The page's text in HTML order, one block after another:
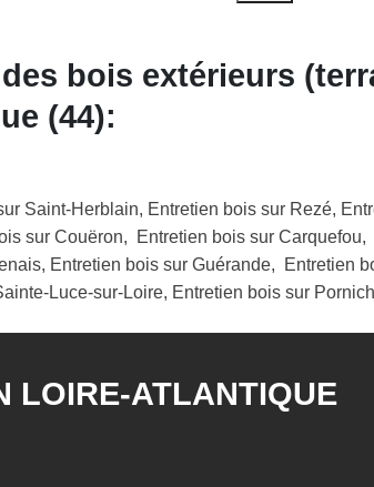
bois extérieurs
(44):
Saint-Herblain, Entretien bois sur Rezé,
sur Couëron, Entretien bois sur
Entretien bois sur Guérande, Entretien
Luce-sur-Loire, Entretien bois sur
LOIRE-ATLANTIQUE